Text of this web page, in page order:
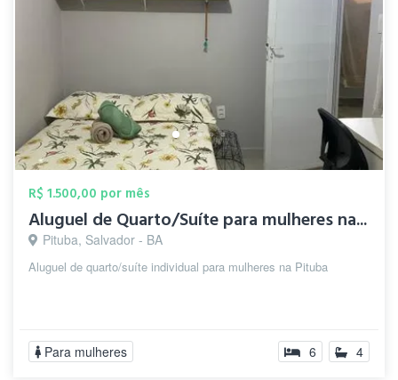
R$ 1.500,00 por mês
Aluguel de Quarto/Suíte para mulheres na...
Pituba, Salvador - BA
Aluguel de quarto/suíte individual para mulheres na Pituba
Para mulheres 6 4